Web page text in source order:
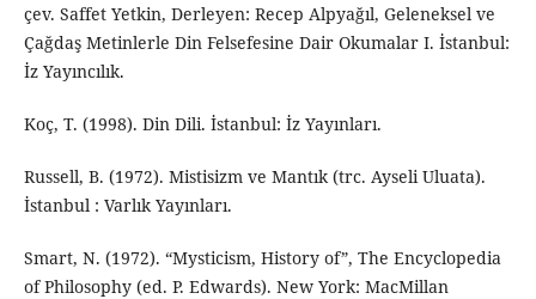
çev. Saffet Yetkin, Derleyen: Recep Alpyağıl, Geleneksel ve
Çağdaş Metinlerle Din Felsefesine Dair Okumalar I. İstanbul:
İz Yayıncılık.
Koç, T. (1998). Din Dili. İstanbul: İz Yayınları.
Russell, B. (1972). Mistisizm ve Mantık (trc. Ayseli Uluata).
İstanbul : Varlık Yayınları.
Smart, N. (1972). “Mysticism, History of”, The Encyclopedia
of Philosophy (ed. P. Edwards). New York: MacMillan